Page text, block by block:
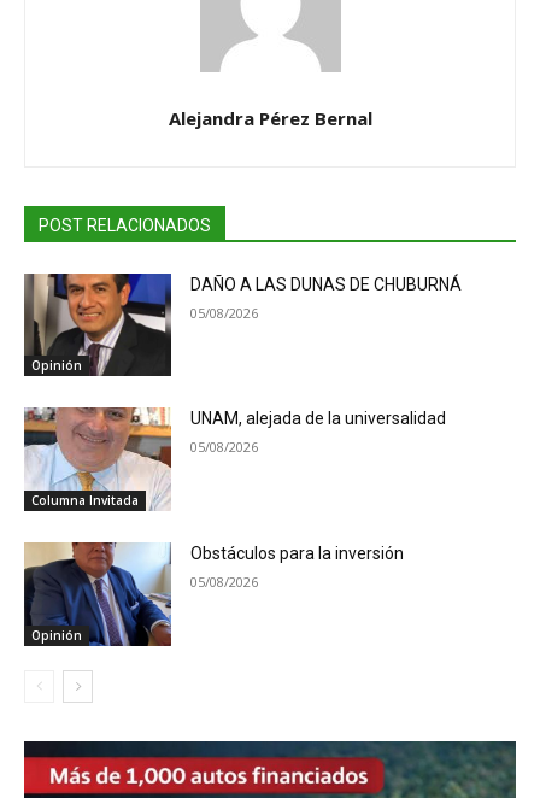
Alejandra Pérez Bernal
POST RELACIONADOS
Opinión
DAÑO A LAS DUNAS DE CHUBURNÁ
05/08/2026
Columna Invitada
UNAM, alejada de la universalidad
05/08/2026
Opinión
Obstáculos para la inversión
05/08/2026